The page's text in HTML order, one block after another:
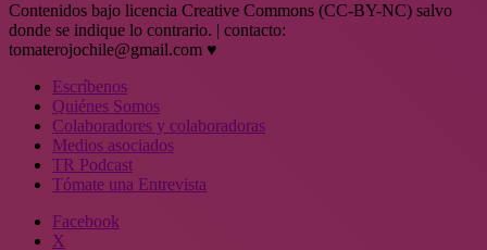
Contenidos bajo licencia Creative Commons (CC-BY-NC) salvo
donde se indique lo contrario. | contacto:
tomaterojochile@gmail.com ♥
Escríbenos
Quiénes Somos
Colaboradores y colaboradoras
Medios asociados
TR Podcast
Tómate una Entrevista
Facebook
X